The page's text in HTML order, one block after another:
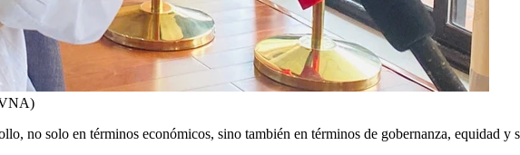
no solo en términos económicos, sino también en términos de gobernanza, equidad y